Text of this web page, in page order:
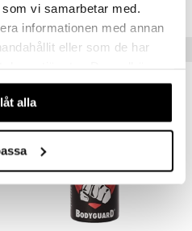
vi samarbetar med.
informationen med annan
eller som de har
av vår webbplats.
alla
sinulle